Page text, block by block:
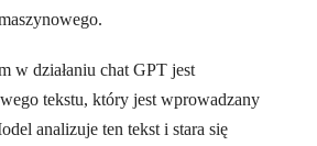
w działaniu chat GPT jest
tekstu, który jest wprowadzany
analizuje ten tekst i stara się